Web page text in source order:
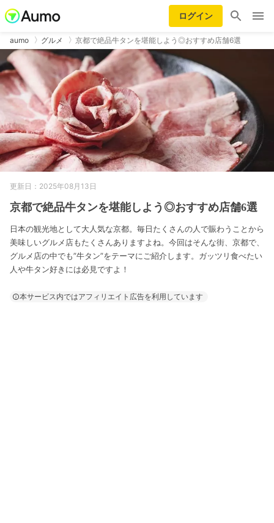
ログイン
aumo グルメ 京都で絶品牛タンを堪能しよう◎おすすめ店舗6選
更新日：2025年08月13日
京都で絶品牛タンを堪能しよう◎おすすめ店舗6選
日本の観光地として大人気な京都。毎日たくさんの人で賑わうことから
美味しいグルメ店もたくさんありますよね。今回はそんな街、京都で、
グルメ店の中でも”牛タン”をテーマにご紹介します。ガッツリ食べたい
人や牛タン好きには必見ですよ！
本サービス内ではアフィリエイト広告を利用しています